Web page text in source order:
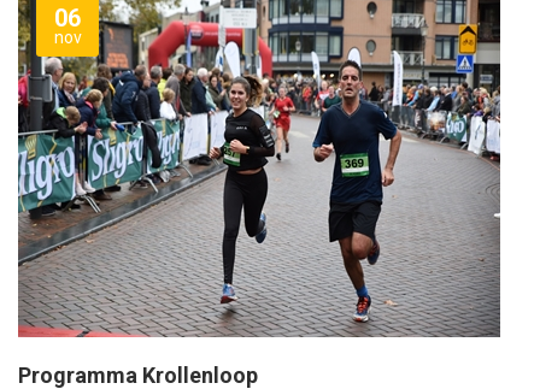
06
nov
Programma Krollenloop